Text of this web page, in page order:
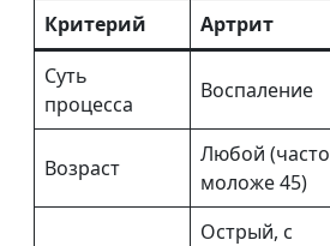
Критерий Артрит
Суть
процесса
Воспаление
Возраст
Любой (часто
моложе 45)
Острый, с